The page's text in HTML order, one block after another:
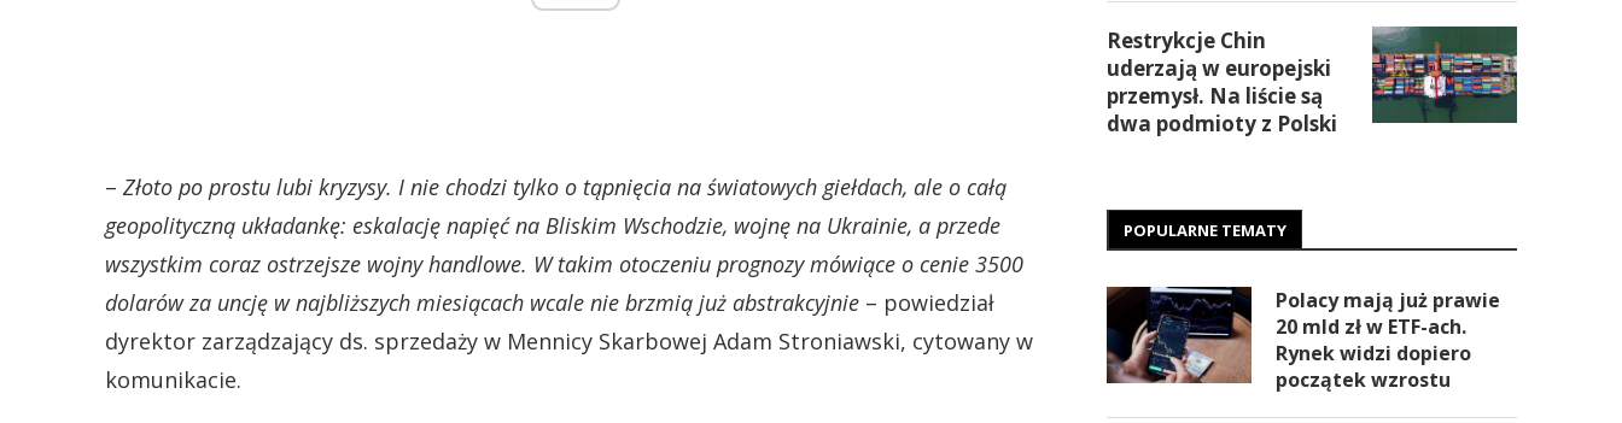
– Złoto po prostu lubi kryzysy. I nie chodzi tylko o tąpnięcia na światowych giełdach, ale o całą
geopolityczną układankę: eskalację napięć na Bliskim Wschodzie, wojnę na Ukrainie, a przede
wszystkim coraz ostrzejsze wojny handlowe. W takim otoczeniu prognozy mówiące o cenie 3500
dolarów za uncję w najbliższych miesiącach wcale nie brzmią już abstrakcyjnie – powiedział
dyrektor zarządzający ds. sprzedaży w Mennicy Skarbowej Adam Stroniawski, cytowany w
komunikacie.
Restrykcje Chin
uderzają w europejski
przemysł. Na liście są
dwa podmioty z Polski
POPULARNE TEMATY
Polacy mają już prawie
20 mld zł w ETF-ach.
Rynek widzi dopiero
początek wzrostu